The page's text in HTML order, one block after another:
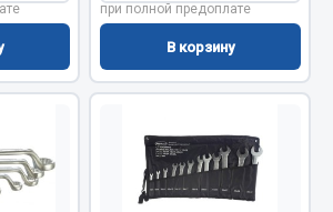
при полной предоплате
В корзину